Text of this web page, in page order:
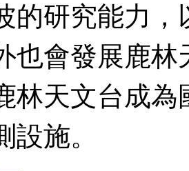
的研究能力
也會發展鹿
林天文台成
設施。